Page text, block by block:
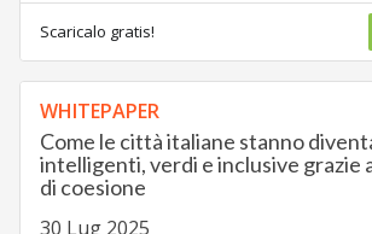
Scaricalo gratis!
WHITEPAPER
Come le città italiane stanno
intelligenti, verdi e inclusive grazie
di coesione
30 Lug 2025